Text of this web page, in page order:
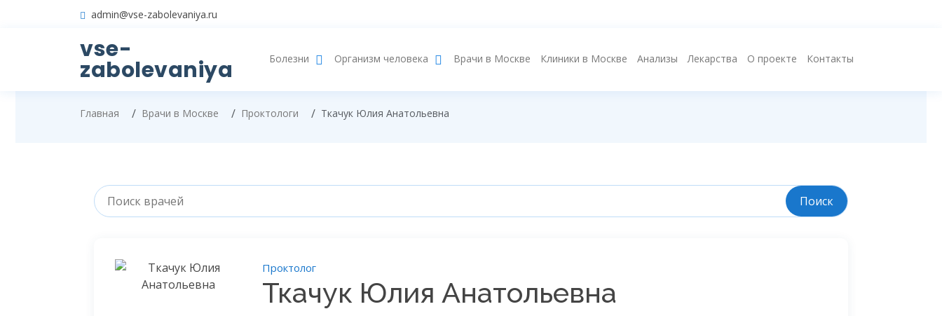
admin@vse-zabolevaniya.ru
vse-
zabolevaniya Болезни Организм человека Врачи в Москве Клиники в Москве Анализы Лекарства О проекте Контакты
Главная Врачи в Москве Проктологи Ткачук Юлия Анатольевна
Проктолог
Ткачук Юлия Анатольевна